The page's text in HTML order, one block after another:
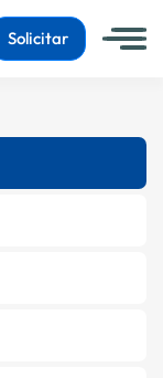
Solicitar